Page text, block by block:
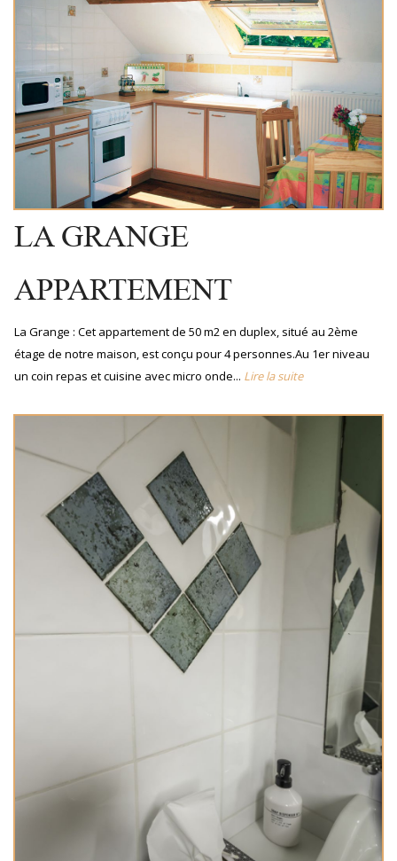
LA GRANGE
APPARTEMENT
La Grange : Cet appartement de 50 m2 en duplex, situé au 2ème
étage de notre maison, est conçu pour 4 personnes.Au 1er niveau
un coin repas et cuisine avec micro onde... Lire la suite